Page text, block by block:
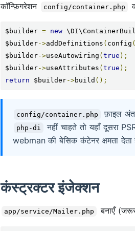
कॉन्फ़िगरेशन config/container.php
$builder = new
$builder->addDefinitions ( config (
$builder->useAutowiring (true );
$builder->useAttributes (true );
return $builder->build ();
config/container.php फ़ाइल
php-di
नहीं चाहते तो यहाँ दूसरा
webman की बेसिक कंटेनर क्षमता देता
कंस्ट्रक्टर इंजेक्शन
app/service/Mailer.php बनाएँ